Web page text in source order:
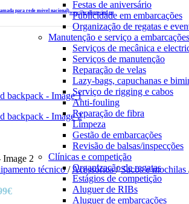
para rede móvel nacional)wow@walkonwind.eu
Festas de aniversário
Publicidade em embarcações
Organização de regatas e
Manutenção e serviço a embarcações
Serviços de mecânica e
Serviços de manutenção
Reparação de velas
Lazy-bags, capuchanas e
Serviço de rigging e cabos
Anti-fouling
Reparação de fibra
Limpeza
Gestão de embarcações
Revisão de balsas/inspecções
Clínicas e competição
Organização de regatas
Estágios de competição
Aluguer de RIBs
Aluguer de embarcações
técnico/ Acessórios/ Sacos e mochilas
€